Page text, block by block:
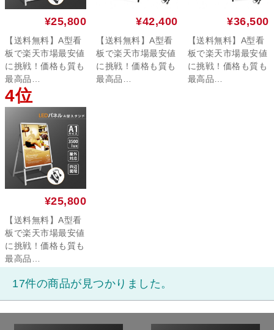
¥25,800
【送料無料】A型看
板で楽天市場最安値
に挑戦！価格も質も
最高品…
¥42,400
【送料無料】A型看
板で楽天市場最安値
に挑戦！価格も質も
最高品…
¥36,500
【送料無料】A型看
板で楽天市場最安値
に挑戦！価格も質も
最高品…
4位
¥25,800
【送料無料】A型看
板で楽天市場最安値
に挑戦！価格も質も
最高品…
17件の商品が見つかりました。